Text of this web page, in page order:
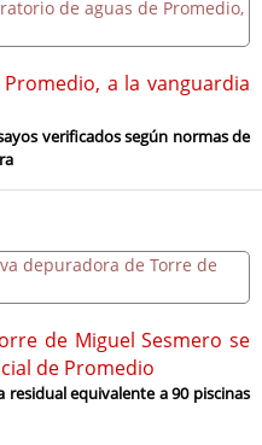
Pleno
a la vanguardia
verificados según normas de
de Miguel Sesmero se
de Promedio
residual equivalente a 90 piscinas